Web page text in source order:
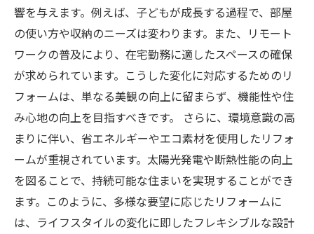
響を与えます。例えば、子どもが成長する過程で、部屋
の使い方や収納のニーズは変わります。また、リモート
ワークの普及により、在宅勤務に適したスペースの確保
が求められています。こうした変化に対応するためのリ
フォームは、単なる美観の向上に留まらず、機能性や住
み心地の向上を目指すべきです。 さらに、環境意識の高
まりに伴い、省エネルギーやエコ素材を使用したリフォ
ームが重視されています。太陽光発電や断熱性能の向上
を図ることで、持続可能な住まいを実現することができ
ます。このように、多様な要望に応じたリフォームに
は、ライフスタイルの変化に即したフレキシブルな設計